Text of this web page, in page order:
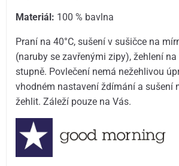
Materiál: 100 % bavlna
Praní na 40°C, sušení v sušičce na
(naruby se zavřenými zipy), žehlení
stupně. Povlečení nemá nežehlivou
vhodném nastavení ždímání a sušení
žehlit. Záleží pouze na Vás.